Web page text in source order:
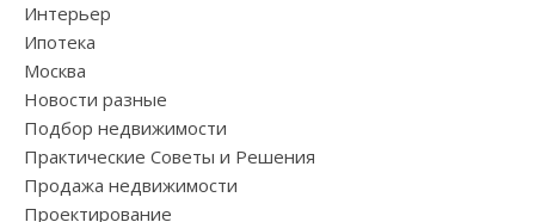
Интерьер
Ипотека
Москва
Новости разные
Подбор недвижимости
Практические Советы и Решения
Продажа недвижимости
Проектирование